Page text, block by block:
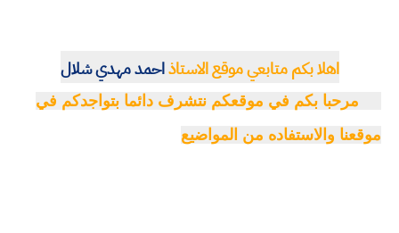
اهلا بكم متابعي موقع الاستاذاحمد مهدي شلال
مرحبا بكم في موقعكم نتشرف دائما بتواجدكم في
موقعنا والاستفاده من المواضيع